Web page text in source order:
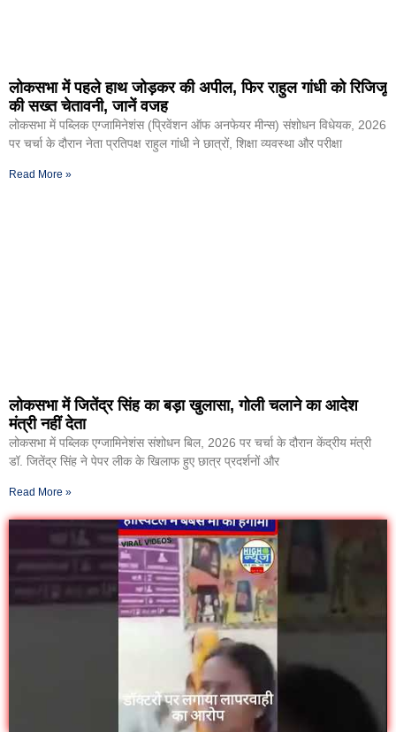
लोकसभा में पहले हाथ जोड़कर की अपील, फिर राहुल गांधी को रिजिजू
की सख्त चेतावनी, जानें वजह
लोकसभा में पब्लिक एग्जामिनेशंस (प्रिवेंशन ऑफ अनफेयर मीन्स) संशोधन विधेयक, 2026
पर चर्चा के दौरान नेता प्रतिपक्ष राहुल गांधी ने छात्रों, शिक्षा व्यवस्था और परीक्षा
Read More »
लोकसभा में जितेंद्र सिंह का बड़ा खुलासा, गोली चलाने का आदेश
मंत्री नहीं देता
लोकसभा में पब्लिक एग्जामिनेशंस संशोधन बिल, 2026 पर चर्चा के दौरान केंद्रीय मंत्री
डॉ. जितेंद्र सिंह ने पेपर लीक के खिलाफ हुए छात्र प्रदर्शनों और
Read More »